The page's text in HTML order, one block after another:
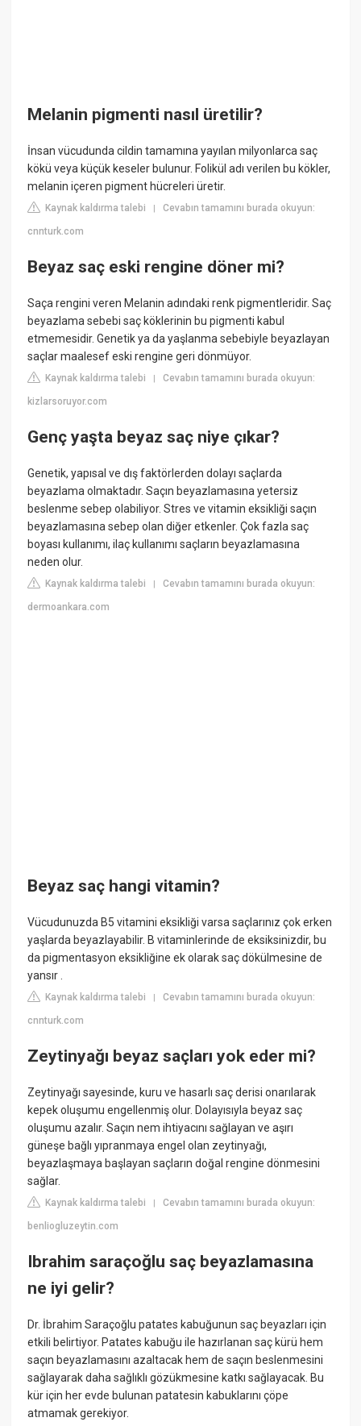
Melanin pigmenti nasıl üretilir?
İnsan vücudunda cildin tamamına yayılan milyonlarca saç
kökü veya küçük keseler bulunur. Folikül adı verilen bu kökler,
melanin içeren pigment hücreleri üretir.
Kaynak kaldırma talebi |Cevabın tamamını burada okuyun:
cnnturk.com
Beyaz saç eski rengine döner mi?
Saça rengini veren Melanin adındaki renk pigmentleridir. Saç
beyazlama sebebi saç köklerinin bu pigmenti kabul
etmemesidir. Genetik ya da yaşlanma sebebiyle beyazlayan
saçlar maalesef eski rengine geri dönmüyor.
Kaynak kaldırma talebi |Cevabın tamamını burada okuyun:
kizlarsoruyor.com
Genç yaşta beyaz saç niye çıkar?
Genetik, yapısal ve dış faktörlerden dolayı saçlarda
beyazlama olmaktadır. Saçın beyazlamasına yetersiz
beslenme sebep olabiliyor. Stres ve vitamin eksikliği saçın
beyazlamasına sebep olan diğer etkenler. Çok fazla saç
boyası kullanımı, ilaç kullanımı saçların beyazlamasına
neden olur.
Kaynak kaldırma talebi |Cevabın tamamını burada okuyun:
dermoankara.com
Beyaz saç hangi vitamin?
Vücudunuzda B5 vitamini eksikliği varsa saçlarınız çok erken
yaşlarda beyazlayabilir. B vitaminlerinde de eksiksinizdir, bu
da pigmentasyon eksikliğine ek olarak saç dökülmesine de
yansır .
Kaynak kaldırma talebi |Cevabın tamamını burada okuyun:
cnnturk.com
Zeytinyağı beyaz saçları yok eder mi?
Zeytinyağı sayesinde, kuru ve hasarlı saç derisi onarılarak
kepek oluşumu engellenmiş olur. Dolayısıyla beyaz saç
oluşumu azalır. Saçın nem ihtiyacını sağlayan ve aşırı
güneşe bağlı yıpranmaya engel olan zeytinyağı,
beyazlaşmaya başlayan saçların doğal rengine dönmesini
sağlar.
Kaynak kaldırma talebi |Cevabın tamamını burada okuyun:
benliogluzeytin.com
Ibrahim saraçoğlu saç beyazlamasına
ne iyi gelir?
Dr. İbrahim Saraçoğlu patates kabuğunun saç beyazları için
etkili belirtiyor. Patates kabuğu ile hazırlanan saç kürü hem
saçın beyazlamasını azaltacak hem de saçın beslenmesini
sağlayarak daha sağlıklı gözükmesine katkı sağlayacak. Bu
kür için her evde bulunan patatesin kabuklarını çöpe
atmamak gerekiyor.